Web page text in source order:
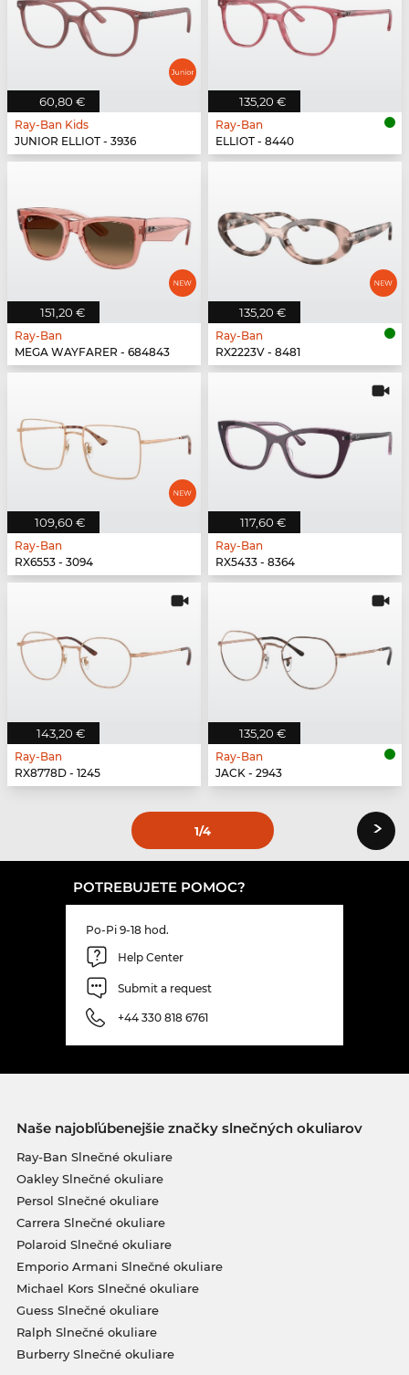
60,80 €
Ray-Ban Kids
JUNIOR ELLIOT - 3936
135,20 €
Ray-Ban
ELLIOT - 8440
151,20 €
Ray-Ban
MEGA WAYFARER - 684843
135,20 €
Ray-Ban
RX2223V - 8481
109,60 €
Ray-Ban
RX6553 - 3094
117,60 €
Ray-Ban
RX5433 - 8364
143,20 €
Ray-Ban
RX8778D - 1245
135,20 €
Ray-Ban
JACK - 2943
1/4 ›
POTREBUJETE POMOC?
Po-Pi 9-18 hod.
Help Center
Submit a request
+44 330 818 6761
Naše najobľúbenejšie značky slnečných okuliarov
Ray-Ban Slnečné okuliare
Oakley Slnečné okuliare
Persol Slnečné okuliare
Carrera Slnečné okuliare
Polaroid Slnečné okuliare
Emporio Armani Slnečné okuliare
Michael Kors Slnečné okuliare
Guess Slnečné okuliare
Ralph Slnečné okuliare
Burberry Slnečné okuliare